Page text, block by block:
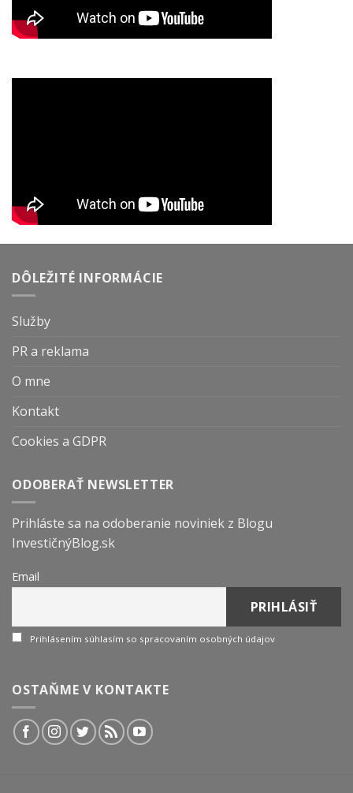
DÔLEŽITÉ INFORMÁCIE
Služby
PR a reklama
O mne
Kontakt
Cookies a GDPR
ODOBERAŤ NEWSLETTER
Prihláste sa na odoberanie noviniek z Blogu
InvestičnýBlog.sk
Email
Prihlásením súhlasím so spracovaním osobných údajov
OSTAŇME V KONTAKTE